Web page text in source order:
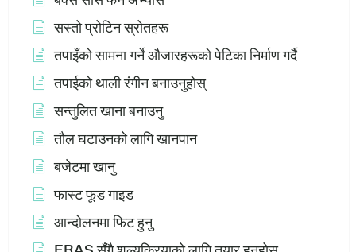
सस्तो प्रोटिन स्रोतहरू
तपाइँको सामना गर्ने औजारहरूको पेटिका निर्माण गर्दै
तपाईको थाली रंगीन बनाउनुहोस्
सन्तुलित खाना बनाउनु
तौल घटाउनको लागि खानपान
बजेटमा खानु
फास्ट फूड गाइड
आन्दोलनमा फिट हुनु